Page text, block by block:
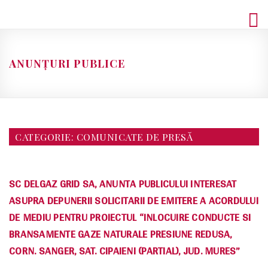
ANUNȚURI PUBLICE
CATEGORIE: COMUNICATE DE PRESĂ
SC DELGAZ GRID SA, ANUNTA PUBLICULUI INTERESAT
ASUPRA DEPUNERII SOLICITARII DE EMITERE A ACORDULUI
DE MEDIU PENTRU PROIECTUL “INLOCUIRE CONDUCTE SI
BRANSAMENTE GAZE NATURALE PRESIUNE REDUSA,
CORN. SANGER, SAT. CIPAIENI (PARTIAL), JUD. MURES”